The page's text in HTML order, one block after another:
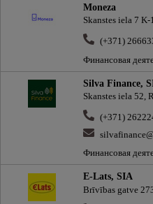
Moneza
Skanstes iela 7
(+371)
Финансовая
Silva Finance,
Skanstes iela 52,
(+371)
Финансовая
E-Lats, SIA
Brīvības gatve